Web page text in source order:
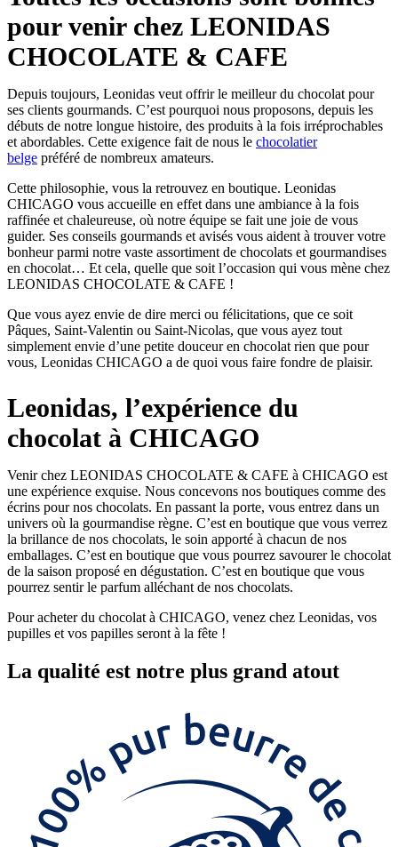
pour venir chez LEONIDAS
CHOCOLATE & CAFE
Depuis toujours, Leonidas veut offrir le meilleur du chocolat pour
ses clients gourmands. C’est pourquoi nous proposons, depuis les
débuts de notre longue histoire, des produits à la fois irréprochables
et abordables. Cette exigence fait de nous le chocolatier
belge préféré de nombreux amateurs.
Cette philosophie, vous la retrouvez en boutique. Leonidas
CHICAGO vous accueille en effet dans une ambiance à la fois
raffinée et chaleureuse, où notre équipe se fait une joie de vous
guider. Ses conseils gourmands et avisés vous aident à trouver votre
bonheur parmi notre vaste assortiment de chocolats et gourmandises
en chocolat… Et cela, quelle que soit l’occasion qui vous mène chez
LEONIDAS CHOCOLATE & CAFE !
Que vous ayez envie de dire merci ou félicitations, que ce soit
Pâques, Saint-Valentin ou Saint-Nicolas, que vous ayez tout
simplement envie d’une petite douceur en chocolat rien que pour
vous, Leonidas CHICAGO a de quoi vous faire fondre de plaisir.
Leonidas, l’expérience du
chocolat à CHICAGO
Venir chez LEONIDAS CHOCOLATE & CAFE à CHICAGO est
une expérience exquise. Nous concevons nos boutiques comme des
écrins pour nos chocolats. En passant la porte, vous entrez dans un
univers où la gourmandise règne. C’est en boutique que vous verrez
la brillance de nos chocolats, le soin apporté à chacun de nos
emballages. C’est en boutique que vous pourrez savourer le chocolat
de la saison proposé en dégustation. C’est en boutique que vous
pourrez sentir le parfum alléchant de nos chocolats.
Pour acheter du chocolat à CHICAGO, venez chez Leonidas, vos
pupilles et vos papilles seront à la fête !
La qualité est notre plus grand atout